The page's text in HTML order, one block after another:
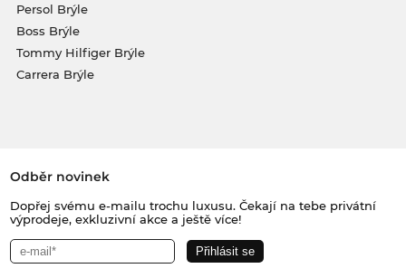
Persol Brýle
Boss Brýle
Tommy Hilfiger Brýle
Carrera Brýle
Odběr novinek
Dopřej svému e-mailu trochu luxusu. Čekají na tebe privátní
výprodeje, exkluzivní akce a ještě více!